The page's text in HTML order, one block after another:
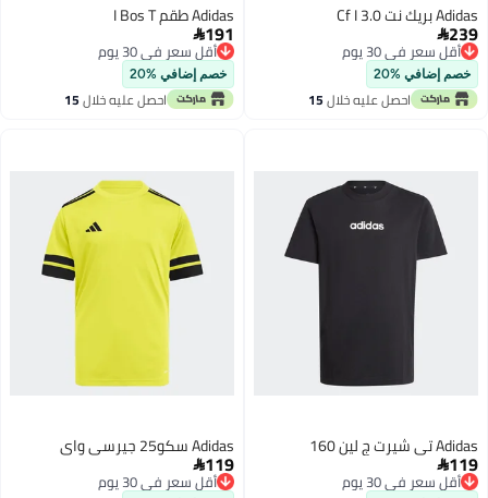
Adidas بريك نت 3.0 Cf I
239
أقل سعر في 30 يوم
أقل سعر في 30 يوم
خصم إضافي %20
احصل عليه خلال15
Adidas طقم I Bos T
191
أقل سعر في 30 يوم
أقل سعر في 30 يوم
خصم إضافي %20
احصل عليه خلال15
Adidas تي شيرت ج لين 160
119
أقل سعر في 30 يوم
Adidas سكو25 جيرسي واي
119
أقل سعر في 30 يوم